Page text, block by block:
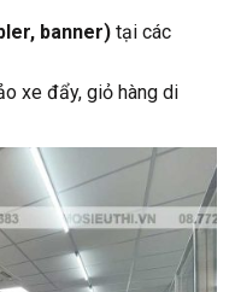
banner) tại các
xe đẩy, giỏ hàng di